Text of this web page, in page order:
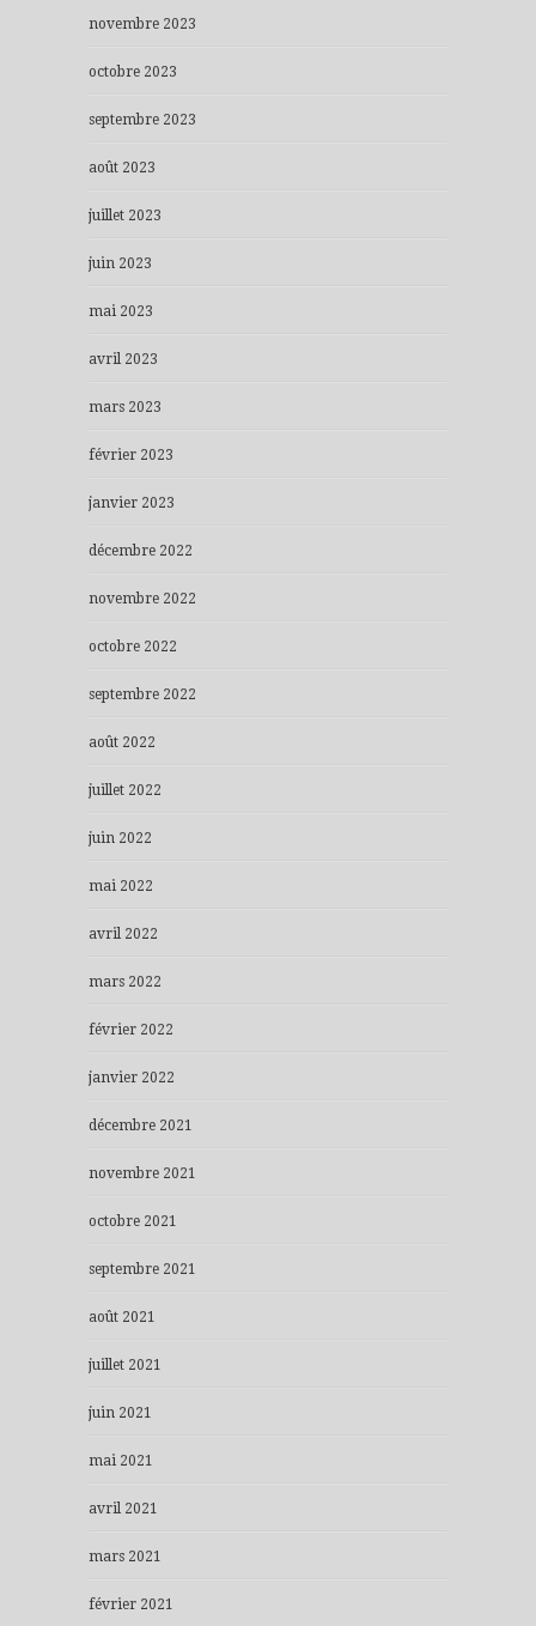
novembre 2023
octobre 2023
septembre 2023
août 2023
juillet 2023
juin 2023
mai 2023
avril 2023
mars 2023
février 2023
janvier 2023
décembre 2022
novembre 2022
octobre 2022
septembre 2022
août 2022
juillet 2022
juin 2022
mai 2022
avril 2022
mars 2022
février 2022
janvier 2022
décembre 2021
novembre 2021
octobre 2021
septembre 2021
août 2021
juillet 2021
juin 2021
mai 2021
avril 2021
mars 2021
février 2021